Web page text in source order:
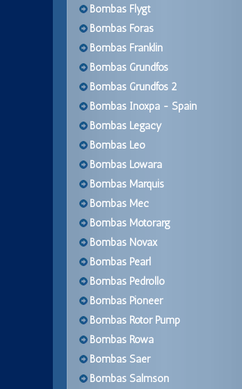
Bombas Flygt
Bombas Foras
Bombas Franklin
Bombas Grundfos
Bombas Grundfos 2
Bombas Inoxpa - Spain
Bombas Legacy
Bombas Leo
Bombas Lowara
Bombas Marquis
Bombas Mec
Bombas Motorarg
Bombas Novax
Bombas Pearl
Bombas Pedrollo
Bombas Pioneer
Bombas Rotor Pump
Bombas Rowa
Bombas Saer
Bombas Salmson